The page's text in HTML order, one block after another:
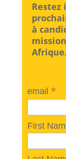
Restez
à
Afrique.
email *
First